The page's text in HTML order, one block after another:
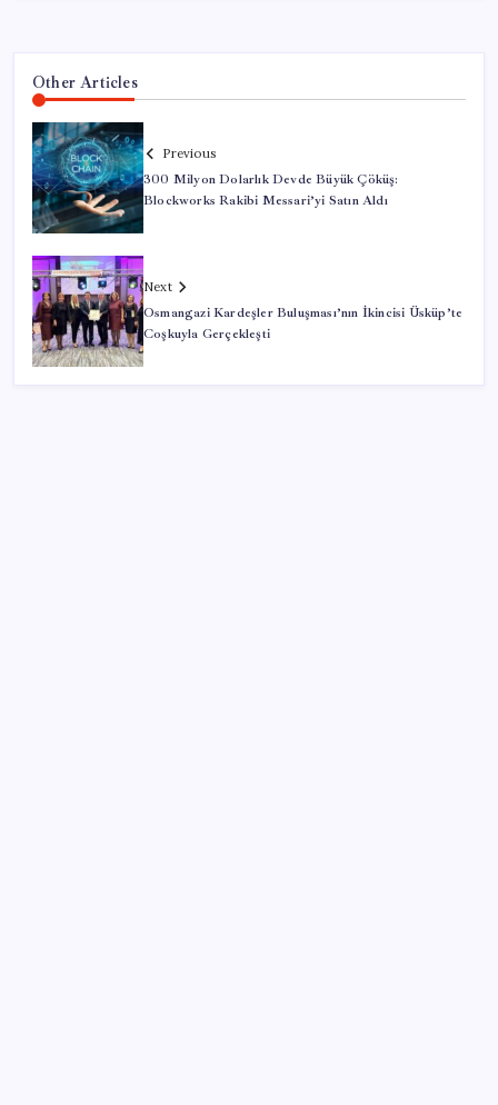
Other Articles
Previous
300 Milyon Dolarlık Devde Büyük Çöküş:
Blockworks Rakibi Messari’yi Satın Aldı
Next
Osmangazi Kardeşler Buluşması’nın İkincisi Üsküp’te
Coşkuyla Gerçekleşti